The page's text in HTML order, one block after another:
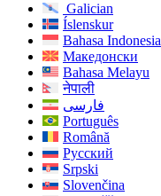
Galician
Íslenskur
Bahasa Indonesia
Македонски
Bahasa Melayu
नेपाली
فارسی
Português
Română
Русский
Srpski
Slovenčina